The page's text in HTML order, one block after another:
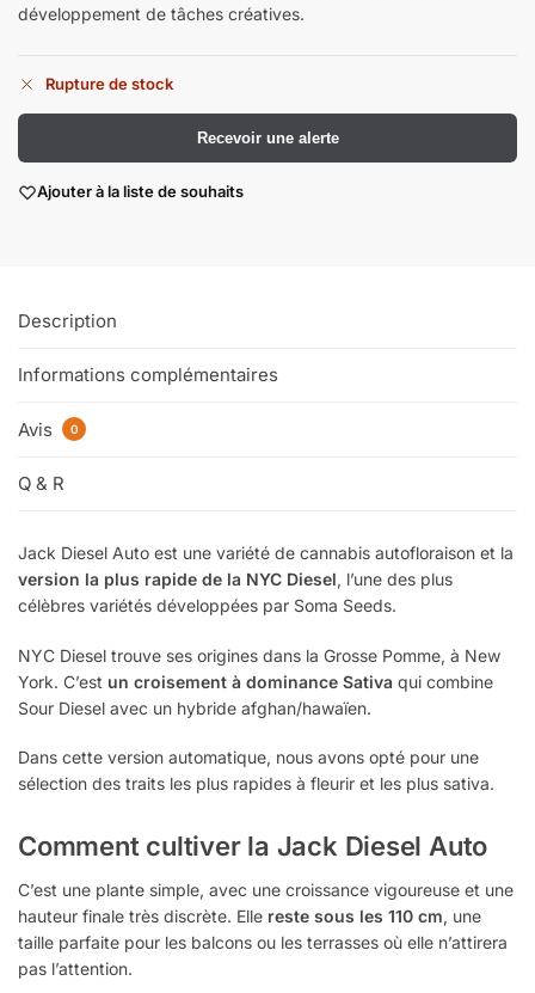
développement de tâches créatives.
Rupture de stock
Recevoir une alerte
Ajouter à la liste de souhaits
Description
Informations complémentaires
Avis 0
Q & R
Jack Diesel Auto est une variété de cannabis autofloraison et la
version la plus rapide de la NYC Diesel, l’une des plus
célèbres variétés développées par Soma Seeds.
NYC Diesel trouve ses origines dans la Grosse Pomme, à New
York. C’est un croisement à dominance Sativa qui combine
Sour Diesel avec un hybride afghan/hawaïen.
Dans cette version automatique, nous avons opté pour une
sélection des traits les plus rapides à fleurir et les plus sativa.
Comment cultiver la Jack Diesel Auto
C’est une plante simple, avec une croissance vigoureuse et une
hauteur finale très discrète. Elle reste sous les 110 cm, une
taille parfaite pour les balcons ou les terrasses où elle n’attirera
pas l’attention.